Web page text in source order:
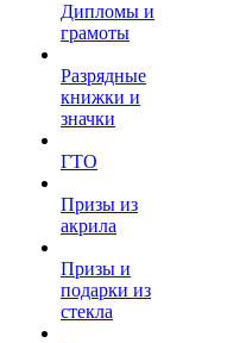
Дипломы и
грамоты
Разрядные
книжки и
значки
ГТО
Призы из
акрила
Призы и
подарки из
стекла